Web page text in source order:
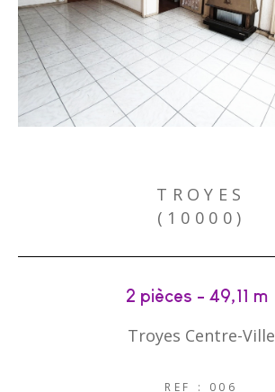
TROYES
(10000)
2 pièces - 49,11 m²
Troyes Centre-Ville
REF : 006